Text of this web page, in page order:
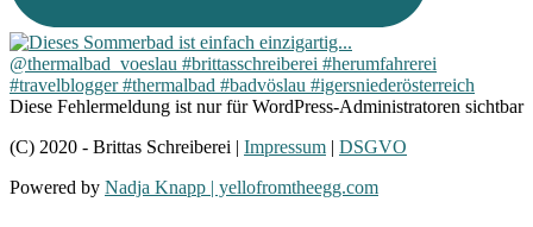
Diese Fehlermeldung ist nur für WordPress-Administratoren sichtbar
(C) 2020 - Brittas Schreiberei | Impressum | DSGVO
Powered by Nadja Knapp | yellofromtheegg.com